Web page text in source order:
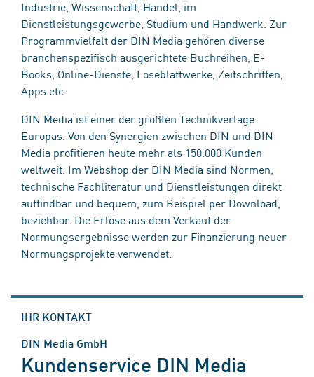
Industrie, Wissenschaft, Handel, im
Dienstleistungsgewerbe, Studium und Handwerk. Zur
Programmvielfalt der DIN Media gehören diverse
branchenspezifisch ausgerichtete Buchreihen, E-
Books, Online-Dienste, Loseblattwerke, Zeitschriften,
Apps etc.
DIN Media ist einer der größten Technikverlage
Europas. Von den Synergien zwischen DIN und DIN
Media profitieren heute mehr als 150.000 Kunden
weltweit. Im Webshop der DIN Media sind Normen,
technische Fachliteratur und Dienstleistungen direkt
auffindbar und bequem, zum Beispiel per Download,
beziehbar. Die Erlöse aus dem Verkauf der
Normungsergebnisse werden zur Finanzierung neuer
Normungsprojekte verwendet.
IHR KONTAKT
DIN Media GmbH
Kundenservice DIN Media